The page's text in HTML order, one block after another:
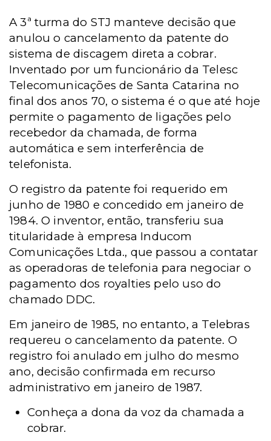
A 3ª turma do STJ manteve decisão que
anulou o cancelamento da patente do
sistema de discagem direta a cobrar.
Inventado por um funcionário da Telesc
Telecomunicações de Santa Catarina no
final dos anos 70, o sistema é o que até hoje
permite o pagamento de ligações pelo
recebedor da chamada, de forma
automática e sem interferência de
telefonista.
O registro da patente foi requerido em
junho de 1980 e concedido em janeiro de
1984. O inventor, então, transferiu sua
titularidade à empresa Inducom
Comunicações Ltda., que passou a contatar
as operadoras de telefonia para negociar o
pagamento dos royalties pelo uso do
chamado DDC.
Em janeiro de 1985, no entanto, a Telebras
requereu o cancelamento da patente. O
registro foi anulado em julho do mesmo
ano, decisão confirmada em recurso
administrativo em janeiro de 1987.
Conheça a dona da voz da chamada a
cobrar.